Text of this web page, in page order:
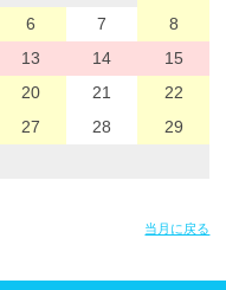
6 7
8
13 14
15
20 21
22
27 28
29
当月に戻る